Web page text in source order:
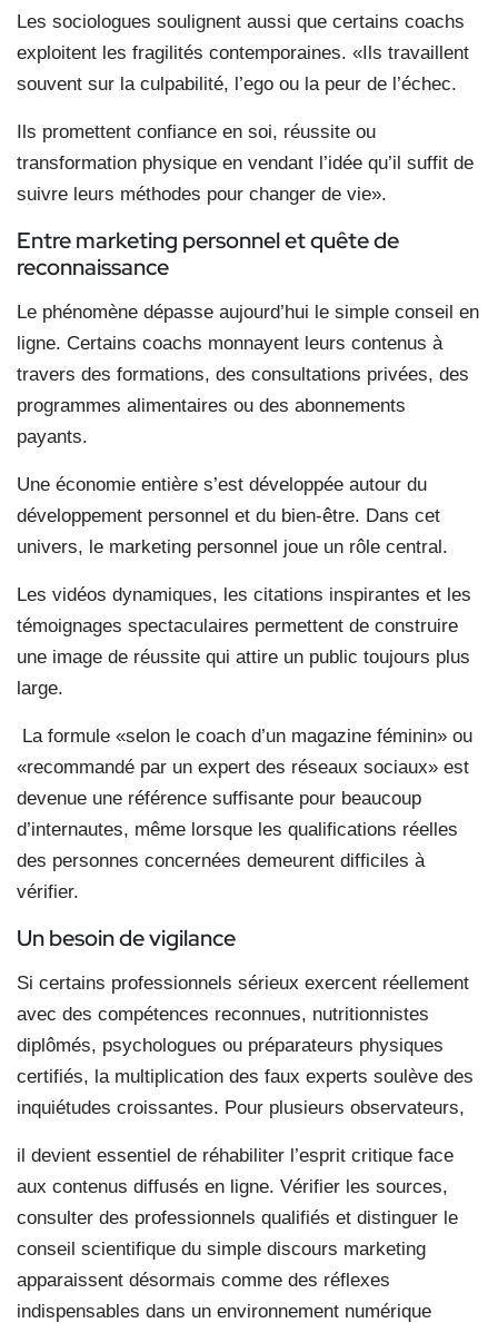
Les sociologues soulignent aussi que certains coachs
exploitent les fragilités contemporaines. «Ils travaillent
souvent sur la culpabilité, l’ego ou la peur de l’échec.
Ils promettent confiance en soi, réussite ou
transformation physique en vendant l’idée qu’il suffit de
suivre leurs méthodes pour changer de vie».
Entre marketing personnel et quête de
reconnaissance
Le phénomène dépasse aujourd’hui le simple conseil en
ligne. Certains coachs monnayent leurs contenus à
travers des formations, des consultations privées, des
programmes alimentaires ou des abonnements
payants.
Une économie entière s’est développée autour du
développement personnel et du bien-être. Dans cet
univers, le marketing personnel joue un rôle central.
Les vidéos dynamiques, les citations inspirantes et les
témoignages spectaculaires permettent de construire
une image de réussite qui attire un public toujours plus
large.
La formule «selon le coach d’un magazine féminin» ou
«recommandé par un expert des réseaux sociaux» est
devenue une référence suffisante pour beaucoup
d’internautes, même lorsque les qualifications réelles
des personnes concernées demeurent difficiles à
vérifier.
Un besoin de vigilance
Si certains professionnels sérieux exercent réellement
avec des compétences reconnues, nutritionnistes
diplômés, psychologues ou préparateurs physiques
certifiés, la multiplication des faux experts soulève des
inquiétudes croissantes. Pour plusieurs observateurs,
il devient essentiel de réhabiliter l’esprit critique face
aux contenus diffusés en ligne. Vérifier les sources,
consulter des professionnels qualifiés et distinguer le
conseil scientifique du simple discours marketing
apparaissent désormais comme des réflexes
indispensables dans un environnement numérique